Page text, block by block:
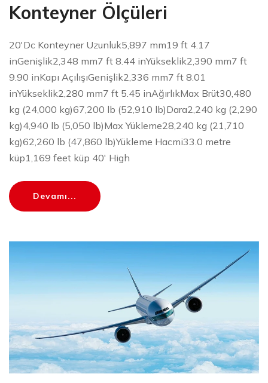
Konteyner Ölçüleri
20'Dc Konteyner Uzunluk5,897 mm19 ft 4.17
inGenişlik2,348 mm7 ft 8.44 inYükseklik2,390 mm7 ft
9.90 inKapı AçılışıGenişlik2,336 mm7 ft 8.01
inYükseklik2,280 mm7 ft 5.45 inAğırlıkMax Brüt30,480
kg (24,000 kg)67,200 lb (52,910 lb)Dara2,240 kg (2,290
kg)4,940 lb (5,050 lb)Max Yükleme28,240 kg (21,710
kg)62,260 lb (47,860 lb)Yükleme Hacmi33.0 metre
küp1,169 feet küp 40' High
Devamı...